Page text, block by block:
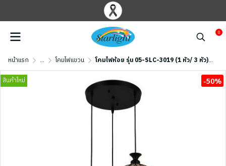
0
หน้าแรก ... โคมไฟแขวน โคมไฟห้อย รุ่น 05-SLC-3019 (1 หัว/ 3 หัว) - สีทอง/ สีดำ
สินค้าใหม่ -50%